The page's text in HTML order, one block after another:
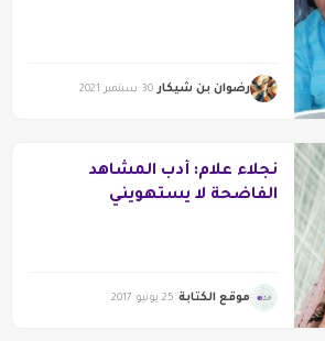
رضوان بن شيكار 30 سبتمبر 2021
نجلاء علام: أدب المشاهد
الفاضحة لا يستهويني
موقع الكتابة 25 يونيو 2017